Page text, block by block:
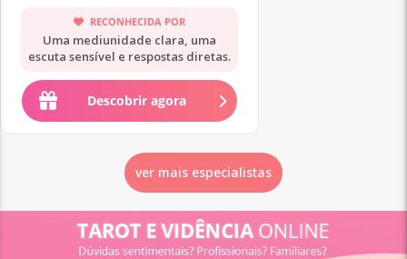
RECONHECIDA POR
Uma mediunidade clara, uma
escuta sensível e respostas diretas.
Descobrir agora
ver mais especialistas